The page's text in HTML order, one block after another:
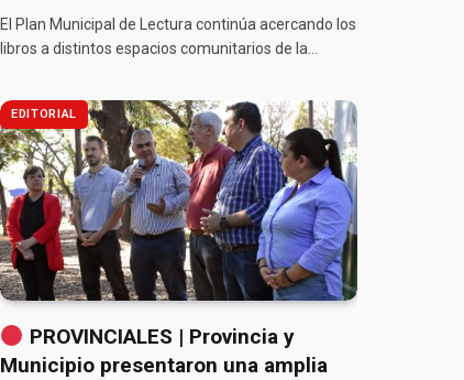
El Plan Municipal de Lectura continúa acercando los
libros a distintos espacios comunitarios de la…
EDITORIAL
PROVINCIALES | Provincia y
Municipio presentaron una amplia